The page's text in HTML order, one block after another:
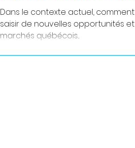
Dans le contexte actuel,
saisir de nouvelles opportunités
marchés québécois...